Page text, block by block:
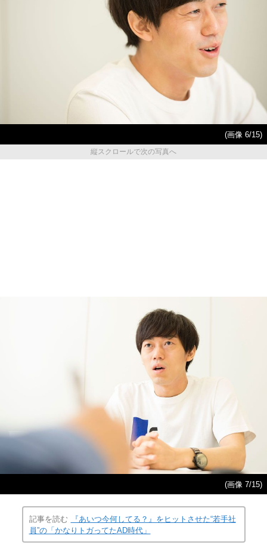
(画像 6/15)
縦スクロールで次の写真へ
(画像 7/15)
記事を読む
『あいつ今何してる？』をヒットさせた“若手社
員”の「かなりトガってたAD時代」